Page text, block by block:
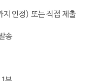
지 인정) 또는 직접 제출
송